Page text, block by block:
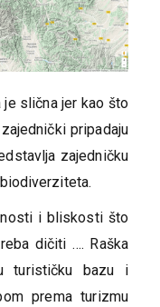
slična jer kao što
pripadaju
zajedničku
i bliskosti što
dičiti …. Raška
turističku bazu i
prema turizmu